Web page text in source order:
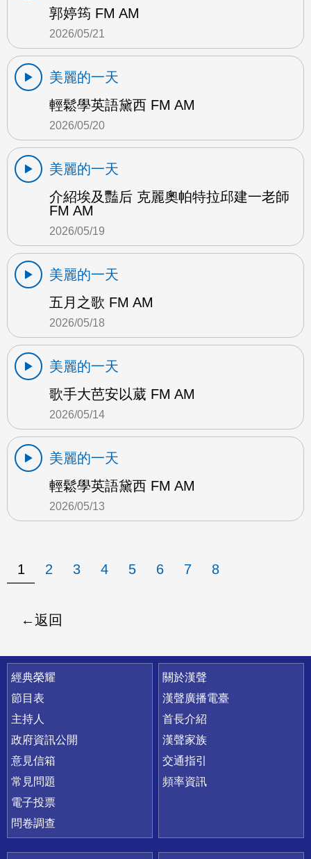
郭婷筠 FM AM
2026/05/21
美麗的一天
輕鬆學英語黛西 FM AM
2026/05/20
美麗的一天
介紹埃及豔后 克麗奧帕特拉邱建一老師
FM AM
2026/05/19
美麗的一天
五月之歌 FM AM
2026/05/18
美麗的一天
歌手大芭安以葳 FM AM
2026/05/14
美麗的一天
輕鬆學英語黛西 FM AM
2026/05/13
1 2 3 4 5 6 7 8
返回
快速連結
經典榮耀
節目表
主持人
政府資訊公開
意見信箱
常見問題
電子投票
問卷調查
關於漢聲
漢聲廣播電臺
首長介紹
漢聲家族
交通指引
頻率資訊